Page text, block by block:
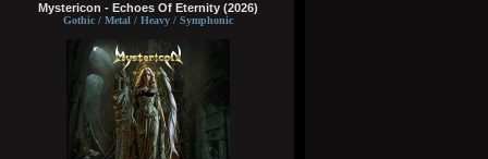
Mystericon - Echoes Of Eternity (2026)
Gothic / Metal / Heavy / Symphonic